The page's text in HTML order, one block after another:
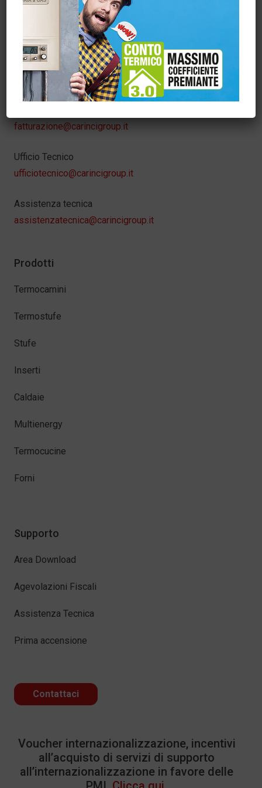
info@carincigroup.it
Servizio Clienti – Ordini
sora@carincigroup.it
fatturazione@carincigroup.it
Ufficio Tecnico
ufficiotecnico@carincigroup.it
Assistenza tecnica
assistenzatecnica@carincigroup.it
Prodotti
Termocamini
Termostufe
Stufe
Inserti
Caldaie
Multienergy
Termocucine
Forni
Supporto
Area Download
Agevolazioni Fiscali
Assistenza Tecnica
Prima accensione
Contattaci
Voucher internazionalizzazione, incentivi
all’acquisto di servizi di supporto
all’internazionalizzazione in favore delle